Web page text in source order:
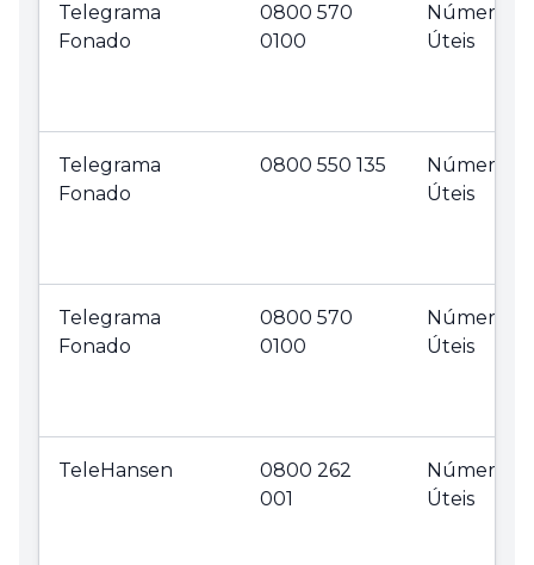
Telegrama
Fonado
0800 570
0100
Números
Úteis
Telegrama
Fonado
0800 550 135
Números
Úteis
Telegrama
Fonado
0800 570
0100
Números
Úteis
TeleHansen
0800 262
001
Números
Úteis